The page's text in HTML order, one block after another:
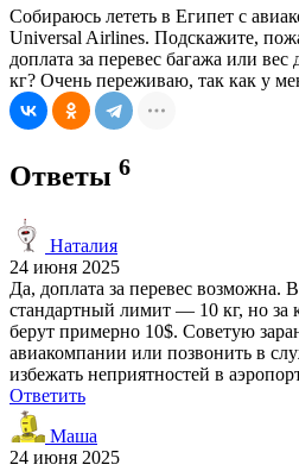
Собираюсь лететь в Египет с
Universal Airlines. Подскажите,
доплата за перевес багажа или
кг? Очень переживаю, так как у
Ответы 6
Наталия
24 июня 2025
Да, доплата за перевес возможна.
стандартный лимит — 10 кг, но за
берут примерно 10$. Советую
авиакомпании или позвонить в
избежать неприятностей в
Ответить
Маша
24 июня 2025